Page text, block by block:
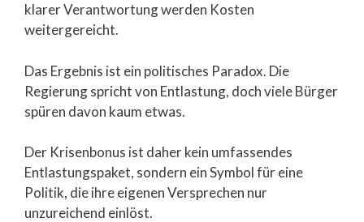
klarer Verantwortung werden Kosten
weitergereicht.
Das Ergebnis ist ein politisches Paradox. Die
Regierung spricht von Entlastung, doch viele Bürger
spüren davon kaum etwas.
Der Krisenbonus ist daher kein umfassendes
Entlastungspaket, sondern ein Symbol für eine
Politik, die ihre eigenen Versprechen nur
unzureichend einlöst.